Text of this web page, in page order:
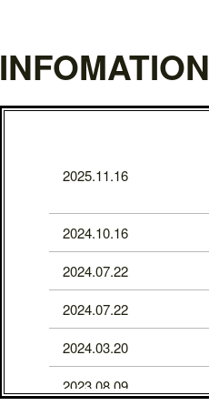
INFOMATION
2025.11.16
2024.10.16
2024.07.22
2024.07.22
2024.03.20
2023.08.09